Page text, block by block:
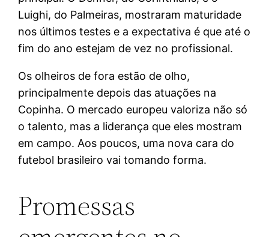
Luighi, do Palmeiras, mostraram maturidade
nos últimos testes e a expectativa é que até o
fim do ano estejam de vez no profissional.
Os olheiros de fora estão de olho,
principalmente depois das atuações na
Copinha. O mercado europeu valoriza não só
o talento, mas a liderança que eles mostram
em campo. Aos poucos, uma nova cara do
futebol brasileiro vai tomando forma.
Promessas